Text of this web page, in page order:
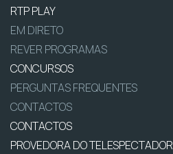
RTP PLAY
EM DIRETO
REVER PROGRAMAS
CONCURSOS
PERGUNTAS FREQUENTES
CONTACTOS
CONTACTOS
PROVEDORA DO TELESPECTADOR